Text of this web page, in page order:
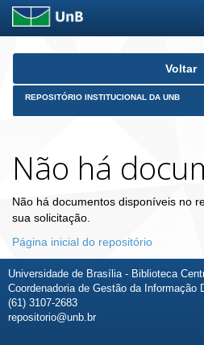
Skip
Voltar
REPOSITÓRIO INSTITUCIONAL DA UNB
Não há
Não há documentos disponíveis no
sua solicitação.
Página inicial do repositório
Universidade de Brasília - Biblioteca
Coordenadoria de Gestão da Informação
(61) 3107-2683
repositorio@unb.br